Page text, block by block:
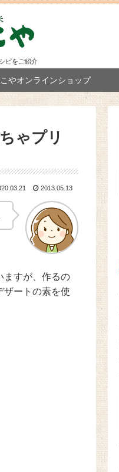
ピをご紹介
やオンラインショップ
ゃプリ
2013.05.13
ますが、作るの
ザートの素を使